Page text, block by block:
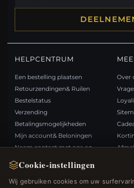
Cookie-instellingen
Wij gebruiken cookies om uw
HELPCENTRUM
Een bestelling plaatsen
Retourzendingen& Ruilen
Bestelstatus
Verzending
Betalingsmogelijkheden
Mijn account& Beloningen
Neem contact met ons op
Over